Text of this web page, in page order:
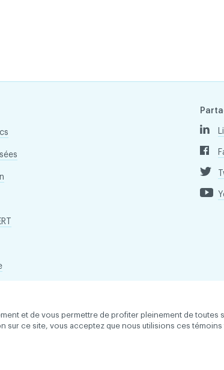
et de vous permettre de profiter pleinement de toutes
sur ce site, vous acceptez que nous utilisions ces